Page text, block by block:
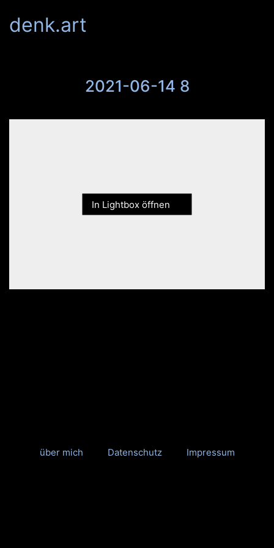
denk.art
2021-06-14 8
In Lightbox öffnen
über mich Datenschutz Impressum